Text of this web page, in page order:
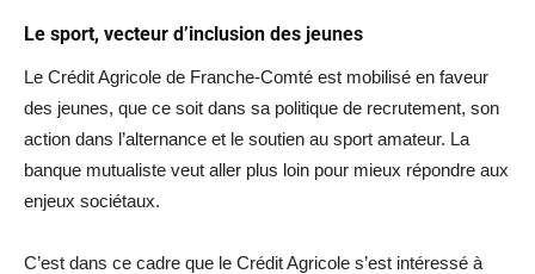
Le sport, vecteur d’inclusion des jeunes
Le Crédit Agricole de Franche-Comté est mobilisé en faveur
des jeunes, que ce soit dans sa politique de recrutement, son
action dans l’alternance et le soutien au sport amateur. La
banque mutualiste veut aller plus loin pour mieux répondre aux
enjeux sociétaux.
C’est dans ce cadre que le Crédit Agricole s’est intéressé à